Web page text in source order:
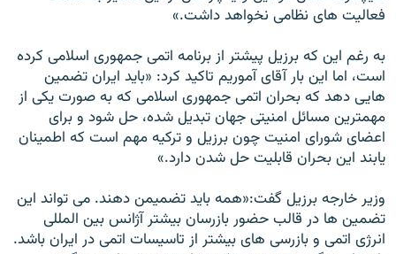
فعاليت های نظامی نخواهد داشت.»
به رغم این که برزيل پيشتر از برنامه اتمی جمهوری اسلامی کرده
است، اما اين بار آقای آموريم تاکيد کرد: «بايد ايران تضمين
هايی دهد که بحران اتمی جمهوری اسلامی که به صورت يکی از
مهمترين مسائل امنيتی جهان تبديل شده، حل شود و برای
اعضای شورای امنيت چون برزيل و ترکيه مهم است که اطمينان
يابند اين بحران قابليت حل شدن دارد.»
وزير خارجه برزيل گفت:«همه بايد تضميمن دهند. می تواند اين
تضمين ها در قالب حضور بازرسان بيشتر آژانس بين المللی
انرژی اتمی و بازرسی های بيشتر از تاسيسات اتمی در ايران باشد.